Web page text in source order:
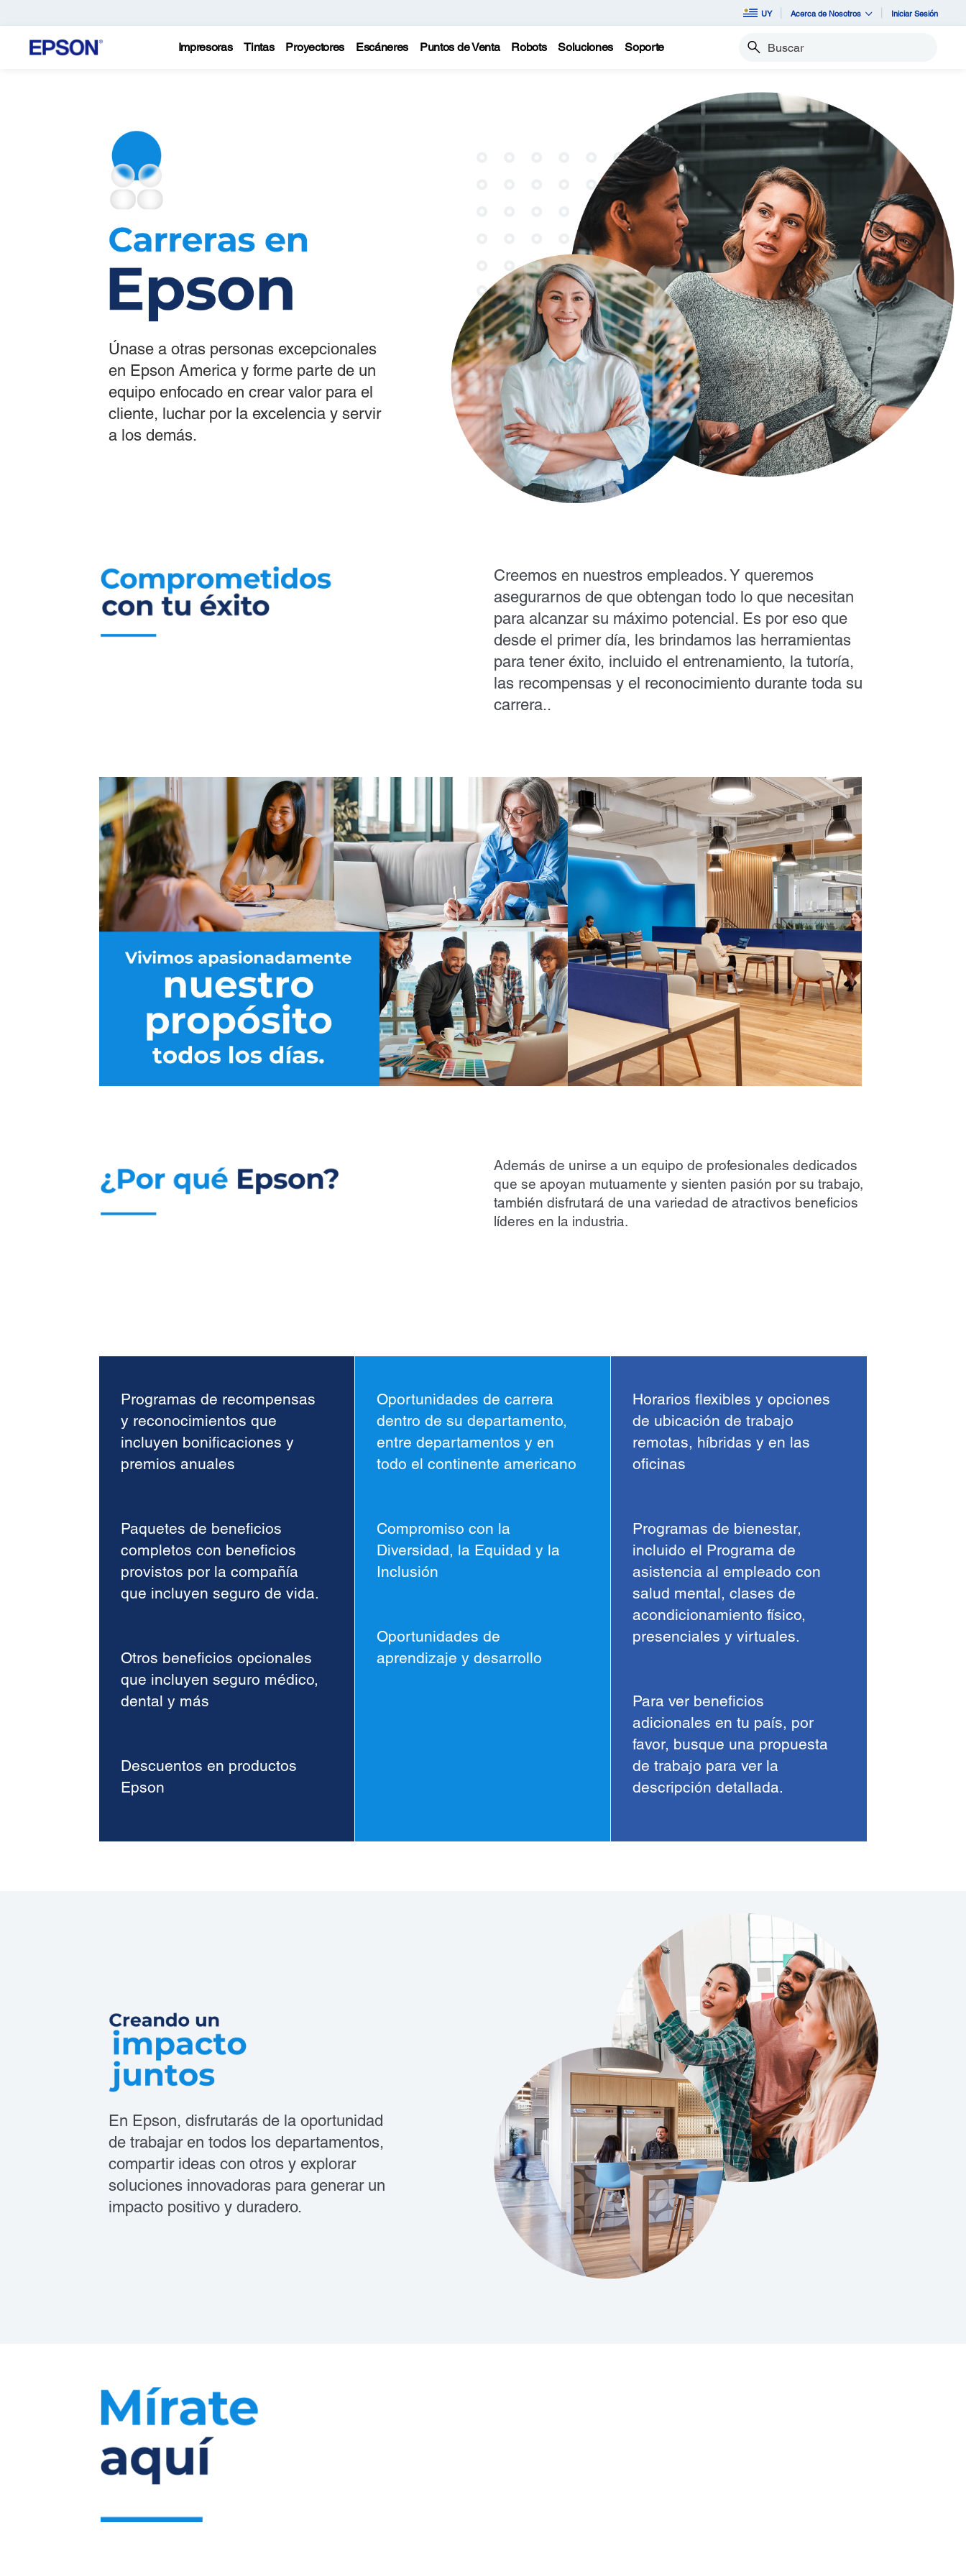
UY Acerca de Nosotros Iniciar Sesión
Impresoras Tintas Proyectores Escáneres Puntos de Venta Robots Soluciones Soporte Buscar
Únase a otras personas excepcionales
en Epson America y forme parte de un
equipo enfocado en crear valor para el
cliente, luchar por la excelencia y servir
a los demás.
Creemos en nuestros empleados. Y queremos
asegurarnos de que obtengan todo lo que necesitan
para alcanzar su máximo potencial. Es por eso que
desde el primer día, les brindamos las herramientas
para tener éxito, incluido el entrenamiento, la tutoría,
las recompensas y el reconocimiento durante toda su
carrera..
Además de unirse a un equipo de profesionales dedicados
que se apoyan mutuamente y sienten pasión por su trabajo,
también disfrutará de una variedad de atractivos beneficios
líderes en la industria.
Programas de recompensas
y reconocimientos que
incluyen bonificaciones y
premios anuales
Paquetes de beneficios
completos con beneficios
provistos por la compañía
que incluyen seguro de vida.
Otros beneficios opcionales
que incluyen seguro médico,
dental y más
Descuentos en productos
Epson
Oportunidades de carrera
dentro de su departamento,
entre departamentos y en
todo el continente americano
Compromiso con la
Diversidad, la Equidad y la
Inclusión
Oportunidades de
aprendizaje y desarrollo
Horarios flexibles y opciones
de ubicación de trabajo
remotas, híbridas y en las
oficinas
Programas de bienestar,
incluido el Programa de
asistencia al empleado con
salud mental, clases de
acondicionamiento físico,
presenciales y virtuales.
Para ver beneficios
adicionales en tu país, por
favor, busque una propuesta
de trabajo para ver la
descripción detallada.
En Epson, disfrutarás de la oportunidad
de trabajar en todos los departamentos,
compartir ideas con otros y explorar
soluciones innovadoras para generar un
impacto positivo y duradero.